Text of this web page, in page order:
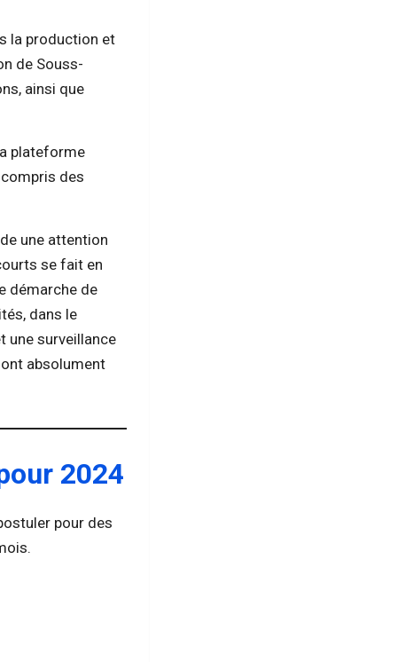
la production et
de Souss-
ainsi que
plateforme
des
une attention
se fait en
démarche de
dans le
une surveillance
absolument
2024
pour des